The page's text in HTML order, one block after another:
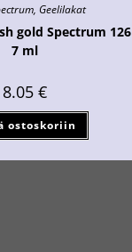
, Geelilakat
gold Spectrum 126
7 ml
8.05 €
ostoskoriin